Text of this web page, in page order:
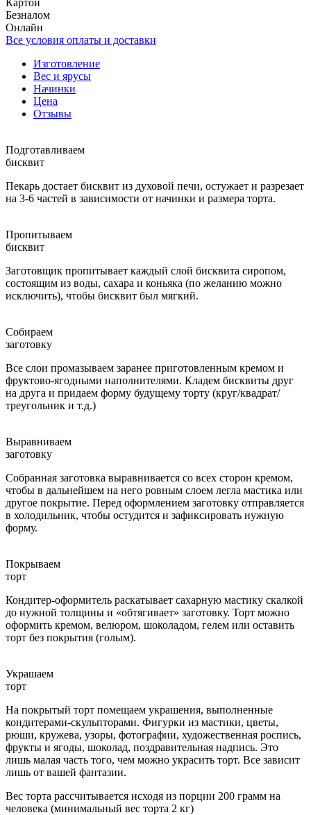
Безналом
Онлайн
Все условия оплаты и доставки
Изготовление
Вес и ярусы
Начинки
Цена
Отзывы
Подготавливаем
бисквит
Пекарь достает бисквит из духовой печи, остужает и разрезает
на 3-6 частей в зависимости от начинки и размера торта.
Пропитываем
бисквит
Заготовщик пропитывает каждый слой бисквита сиропом,
состоящим из воды, сахара и коньяка (по желанию можно
исключить), чтобы бисквит был мягкий.
Собираем
заготовку
Все слои промазываем заранее приготовленным кремом и
фруктово-ягодными наполнителями. Кладем бисквиты друг
на друга и придаем форму будущему торту (круг/квадрат/
треугольник и т.д.)
Выравниваем
заготовку
Собранная заготовка выравнивается со всех сторон кремом,
чтобы в дальнейшем на него ровным слоем легла мастика или
другое покрытие. Перед оформлением заготовку отправляется
в холодильник, чтобы остудится и зафиксировать нужную
форму.
Покрываем
торт
Кондитер-оформитель раскатывает сахарную мастику скалкой
до нужной толщины и «обтягивает» заготовку. Торт можно
оформить кремом, велюром, шоколадом, гелем или оставить
торт без покрытия (голым).
Украшаем
торт
На покрытый торт помещаем украшения, выполненные
кондитерами-скульпторами. Фигурки из мастики, цветы,
рюши, кружева, узоры, фотографии, художественная роспись,
фрукты и ягоды, шоколад, поздравительная надпись. Это
лишь малая часть того, чем можно украсить торт. Все зависит
лишь от вашей фантазии.
Вес торта рассчитывается исходя из порции 200 грамм на
человека (минимальный вес торта 2 кг)